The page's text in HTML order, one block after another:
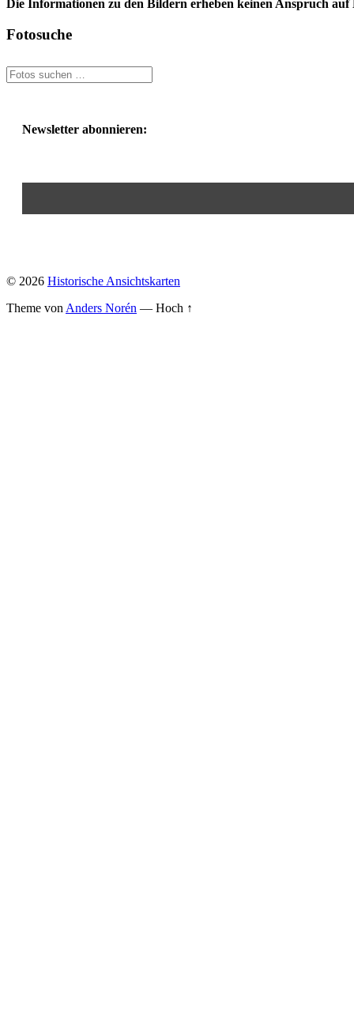
Die Informationen zu den Bildern erheben keinen Anspruch
Fotosuche
Newsletter abonnieren:
© 2026 Historische Ansichtskarten
Theme von Anders Norén — Hoch ↑